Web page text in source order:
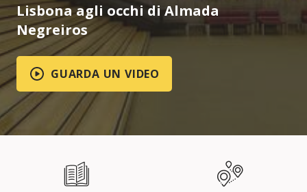
Lisbona agli occhi di Almada
Negreiros
GUARDA UN VIDEO